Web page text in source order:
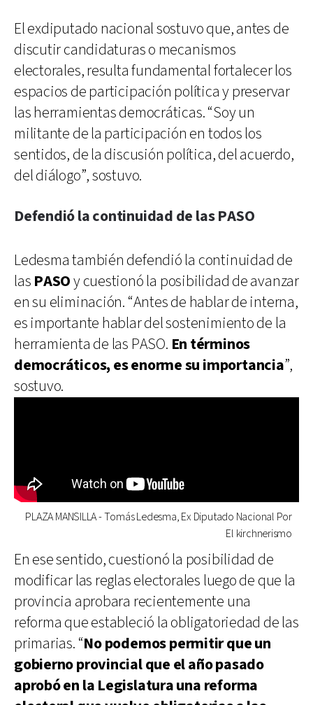
El exdiputado nacional sostuvo que, antes de
discutir candidaturas o mecanismos
electorales, resulta fundamental fortalecer los
espacios de participación política y preservar
las herramientas democráticas. “Soy un
militante de la participación en todos los
sentidos, de la discusión política, del acuerdo,
del diálogo”, sostuvo.
Defendió la continuidad de las PASO
Ledesma también defendió la continuidad de
las PASOy cuestionó la posibilidad de avanzar
en su eliminación. “Antes de hablar de interna,
es importante hablar del sostenimiento de la
herramienta de las PASO. En términos
democráticos, es enorme su importancia”,
sostuvo.
PLAZA MANSILLA - Tomás Ledesma, Ex Diputado Nacional Por
El kirchnerismo
En ese sentido, cuestionó la posibilidad de
modificar las reglas electorales luego de que la
provincia aprobara recientemente una
reforma que estableció la obligatoriedad de las
primarias. “No podemos permitir que un
gobierno provincial que el año pasado
aprobó en la Legislatura una reforma